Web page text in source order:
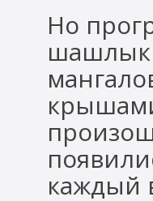
Но
шашлык
каждый